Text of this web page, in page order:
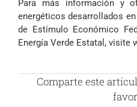
Para más información y
energéticos desarrollados
de Estímulo Económico
Energía Verde Estatal, visite
Comparte este